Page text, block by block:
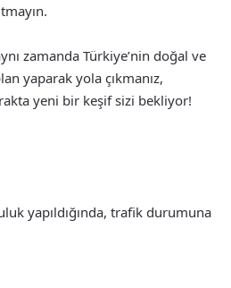
zamanda Türkiye’nin doğal ve
yaparak yola çıkmanız,
yeni bir keşif sizi bekliyor!
yapıldığında, trafik durumuna